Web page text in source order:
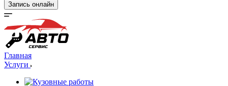
Запись онлайн
Главная
Услуги